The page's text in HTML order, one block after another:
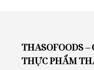
THASOFOODS
THỰC PHẨM